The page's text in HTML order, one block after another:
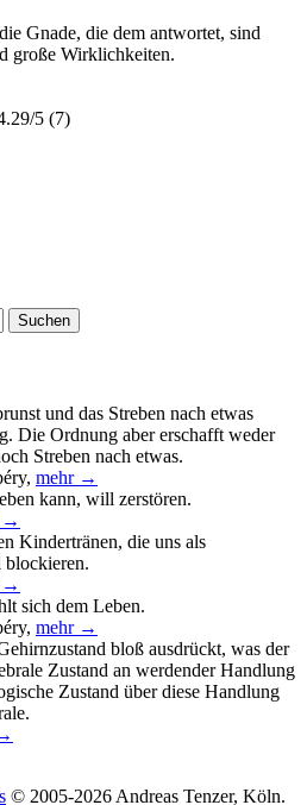
Gnade, die dem antwortet, sind
große Wirklichkeiten.
5 (7)
und das Streben nach etwas
Die Ordnung aber erschafft weder
Streben nach etwas.
, mehr →
kann, will zerstören.
→
Kindertränen, die uns als
blockieren.
→
sich dem Leben.
, mehr →
bloß ausdrückt, was der
Zustand an werdender Handlung
Zustand über diese Handlung
© 2005-2026 Andreas Tenzer, Köln.